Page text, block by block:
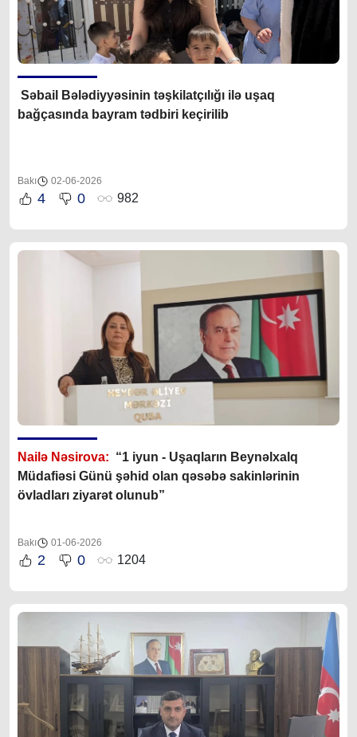
Səbail Bələdiyyəsinin təşkilatçılığı ilə uşaq
bağçasında bayram tədbiri keçirilib
Bakı 02-06-2026
4 0 982
Nailə Nəsirova: “1 iyun - Uşaqların Beynəlxalq
Müdafiəsi Günü şəhid olan qəsəbə sakinlərinin
övladları ziyarət olunub”
Bakı 01-06-2026
2 0 1204